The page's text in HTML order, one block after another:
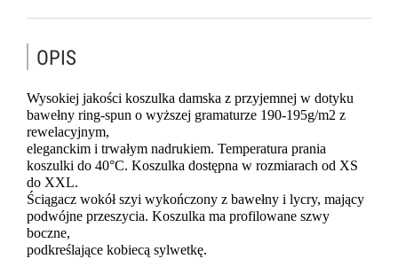
OPIS
Wysokiej jakości koszulka damska z przyjemnej w dotyku
bawełny ring-spun o wyższej gramaturze 190-195g/m2 z
rewelacyjnym,
eleganckim i trwałym nadrukiem. Temperatura prania
koszulki do 40°C. Koszulka dostępna w rozmiarach od XS
do XXL.
Ściągacz wokół szyi wykończony z bawełny i lycry, mający
podwójne przeszycia. Koszulka ma profilowane szwy
boczne,
podkreślające kobiecą sylwetkę.